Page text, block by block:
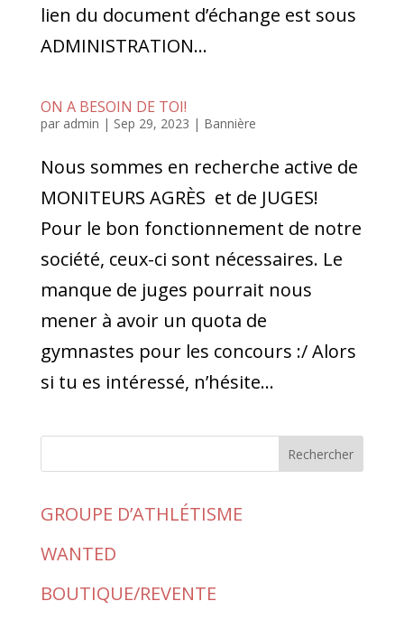
lien du document d’échange est sous
ADMINISTRATION...
ON A BESOIN DE TOI!
par admin | Sep 29, 2023 | Bannière
Nous sommes en recherche active de
MONITEURS AGRÈS et de JUGES!
Pour le bon fonctionnement de notre
société, ceux-ci sont nécessaires. Le
manque de juges pourrait nous
mener à avoir un quota de
gymnastes pour les concours :/ Alors
si tu es intéressé, n’hésite...
Rechercher
GROUPE D’ATHLÉTISME
WANTED
BOUTIQUE/REVENTE